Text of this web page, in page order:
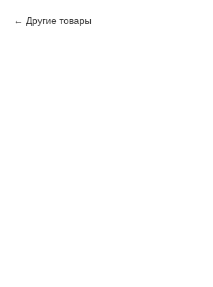
Другие товары